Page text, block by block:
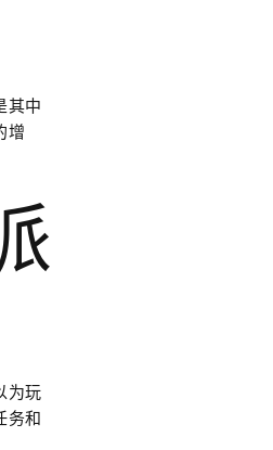
其中
增
为玩
务和